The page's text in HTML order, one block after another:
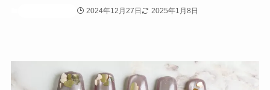
2024年12月27日 2025年1月8日